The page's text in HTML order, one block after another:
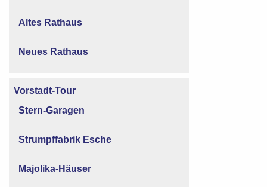
Altes Rathaus
Neues Rathaus
Vorstadt-Tour
Stern-Garagen
Strumpffabrik Esche
Majolika-Häuser